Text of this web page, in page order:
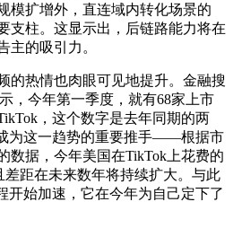
模扩增外，直连域内转化场景的
支柱。这显示出，后链路能力将在
主的吸引力。
的热情也肉眼可见地提升。金融搜
，今年第一季度，就有68家上市
，这个数字是去年同期的两
为这一趋势的重要推手——根据市
数据，今年美国在TikTok上花费的
差距在未来数年将持续扩大。与此
开始加速，它在今年为自己定下了